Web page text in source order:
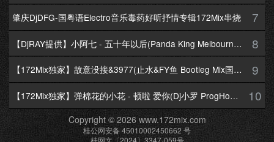
肇庆DjDFG-国粤语Electro音乐毒药好听抒情专辑172Mix串烧 7
【DjRAY提供】小阿七 - 五十年以后(Panda King Melbourne Mix国语女) 8
【172Mix独家】故意没接&3977(止水&FY鱼 Bootleg Mix国语男) 9
【172Mix独家】弹棉花的小花 - 顿啦 爱你(Dj小罗 ProgHouse Mix国语女)v2 10
Copyright © 2026 www.172mix.com
桂公网安备 45010002450662 号
桂网文〔2024〕3347-059号